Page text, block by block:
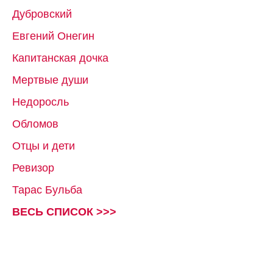
Дубровский
Евгений Онегин
Капитанская дочка
Мертвые души
Недоросль
Обломов
Отцы и дети
Ревизор
Тарас Бульба
ВЕСЬ СПИСОК >>>